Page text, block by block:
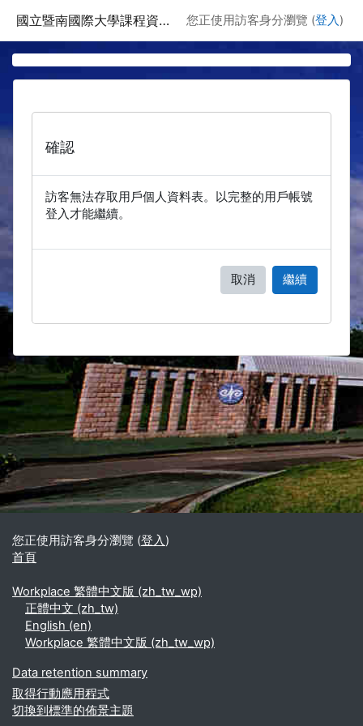
國立暨南國際大學課程資訊網 您正使用訪客身分瀏覽 (登入 )
確認
訪客無法存取用戶個人資料表。以完整的用戶帳號
登入才能繼續。
取消 繼續
區塊
補充內容區塊
您正使用訪客身分瀏覽 (登入)
首頁
Workplace 繁體中文版 ‎(zh_tw_wp)‎
正體中文 ‎(zh_tw)‎
English ‎(en)‎
Workplace 繁體中文版 ‎(zh_tw_wp)‎
Data retention summary
取得行動應用程式
切換到標準的佈景主題